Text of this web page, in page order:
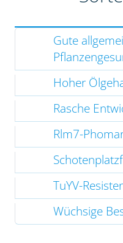
Gute
Hoher
Rasche
Rlm7-
TuYV-
Wüchsige